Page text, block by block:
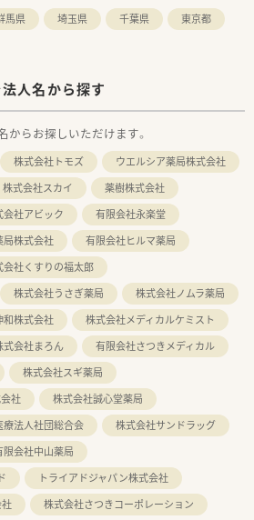
馬県 埼玉県 千葉県
東京都
人名から探す
らお探しいただけます。
株式会社トモズ
ウエルシア薬局株式会社
株式会社スカイ
薬樹株式会社
会社アビック
有限会社永楽堂
局株式会社
有限会社ヒルマ薬局
会社くすりの福太郎
株式会社うさぎ薬局
株式会社ノムラ薬局
和株式会社
株式会社メディカルケミスト
式会社まろん
有限会社さつきメディカル
株式会社スギ薬局
社
株式会社誠心堂薬局
療法人社団総合会
株式会社サンドラッグ
限会社中山薬局
トライアドジャパン株式会社
株式会社さつきコーポレーション